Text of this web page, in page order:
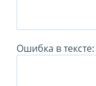
Ошибка в тексте: